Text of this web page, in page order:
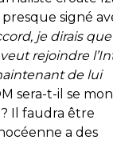
signé
je dirais
rejoindre
de lui
sera-t-il se
Il faudra être
a des